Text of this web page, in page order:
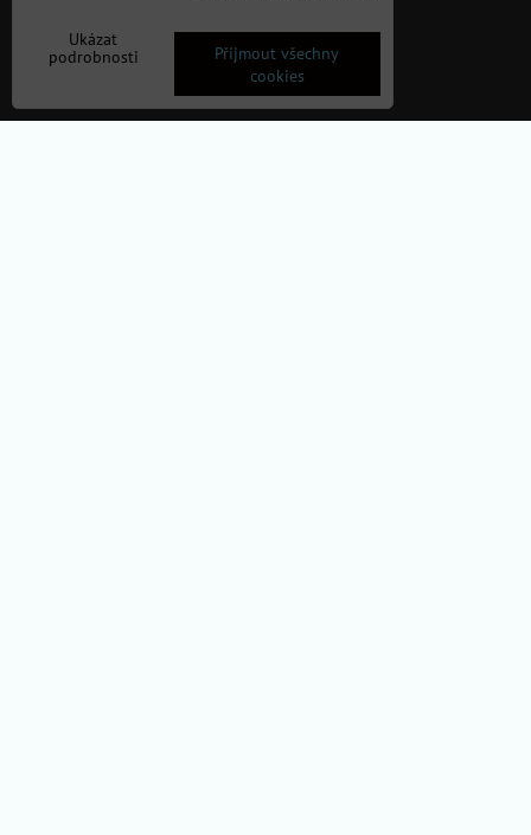
IČO:07897341
Spisová značka:C 77617 vedená u Krajského soudu v Ostravě
Ukázat
podrobnosti
Přijmout všechny
cookies